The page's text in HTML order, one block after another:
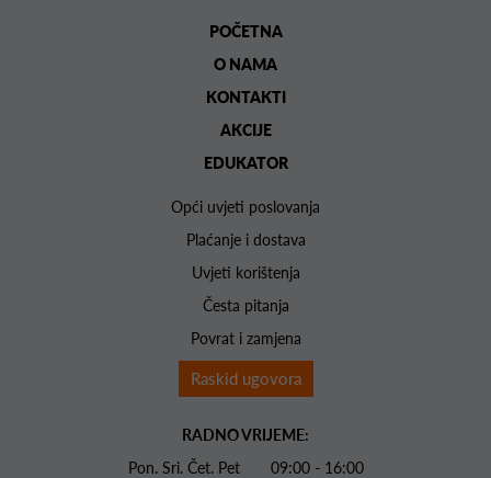
POČETNA
O NAMA
KONTAKTI
AKCIJE
EDUKATOR
Opći uvjeti poslovanja
Plaćanje i dostava
Uvjeti korištenja
Česta pitanja
Povrat i zamjena
Raskid ugovora
RADNO VRIJEME:
Pon. Sri. Čet. Pet 09:00 - 16:00